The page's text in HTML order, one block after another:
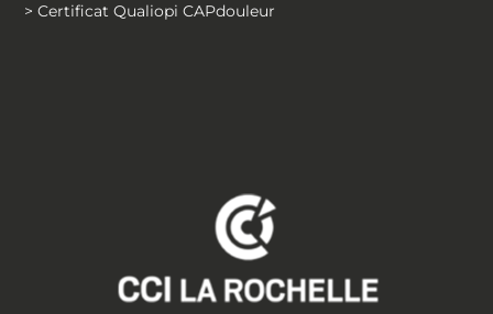
> Certificat Qualiopi CAPdouleur